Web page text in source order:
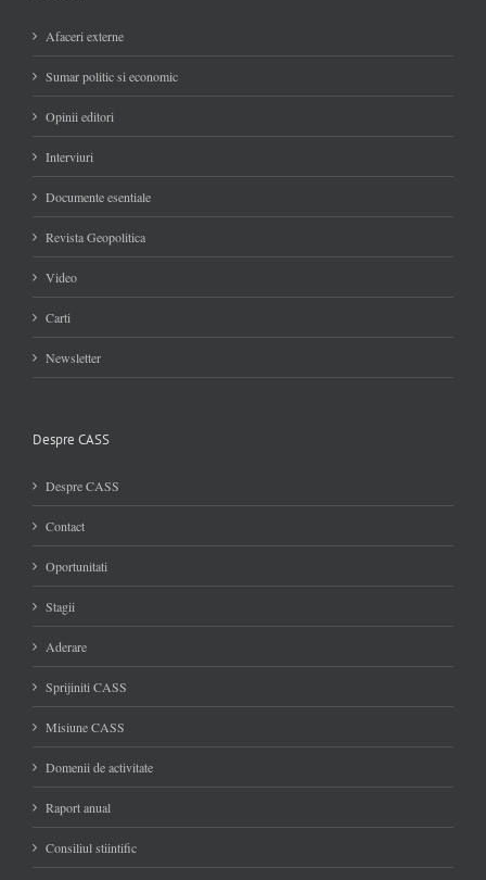
Afaceri externe
Sumar politic si economic
Opinii editori
Interviuri
Documente esentiale
Revista Geopolitica
Video
Carti
Newsletter
Despre CASS
Despre CASS
Contact
Oportunitati
Stagii
Aderare
Sprijiniti CASS
Misiune CASS
Domenii de activitate
Raport anual
Consiliul stiintific